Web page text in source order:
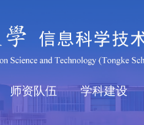
师资队伍 学科建设